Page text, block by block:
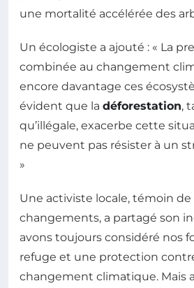
une mortalité accélérée des
Un écologiste a ajouté : « La
combinée au changement
encore davantage ces
évident que la déforestation,
qu’illégale, exacerbe cette
ne peuvent pas résister à un
»
Une activiste locale, témoin de
changements, a partagé son
avons toujours considéré nos
refuge et une protection
changement climatique. Mais